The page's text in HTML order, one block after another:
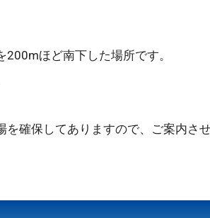
ほど南下した場所です。
確保してありますので、ご案内さ